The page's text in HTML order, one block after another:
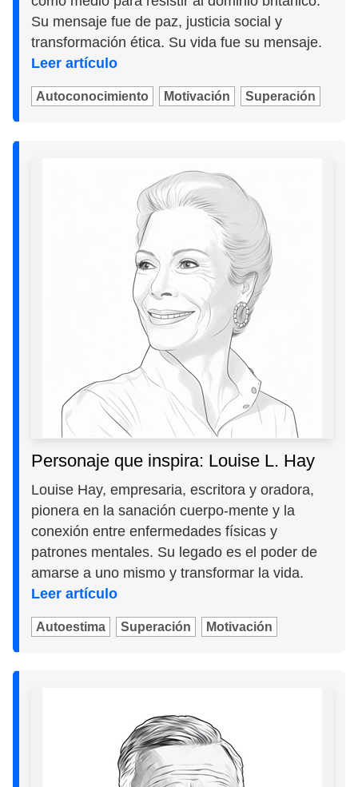
Su mensaje fue de paz, justicia social y
transformación ética. Su vida fue su mensaje.
Leer artículo
Autoconocimiento Motivación Superación
Personaje que inspira: Louise L. Hay
Louise Hay, empresaria, escritora y oradora,
pionera en la sanación cuerpo-mente y la
conexión entre enfermedades físicas y
patrones mentales. Su legado es el poder de
amarse a uno mismo y transformar la vida.
Leer artículo
Autoestima Superación Motivación